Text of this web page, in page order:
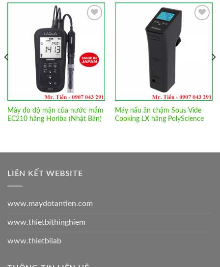
Máy đo độ mặn của nước mắm
EC210 hãng Horiba (Nhật Bản)
Máy nấu ăn chậm Sous Vide
Cooking LX hãng PolyScience
LIÊN KẾT WEBSITE
www.maydotantien.com
www.thietbithinghiem
www.thietbilab